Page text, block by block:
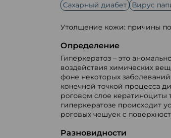
Cахарный диабет Вирус
Утолщение кожи: причины
Определение
Гиперкератоз – это
воздействия химических
фоне некоторых
конечной точкой процесса
роговом слое
гиперкератозе происходит
роговых чешуек с
Разновидности